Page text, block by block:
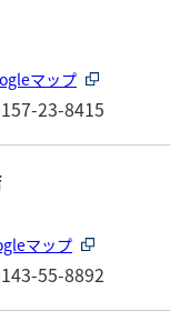
マップ
23-8415
マップ
55-8892